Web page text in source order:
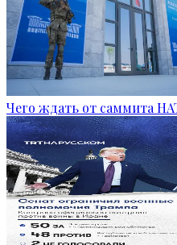
Чего ждать от саммита